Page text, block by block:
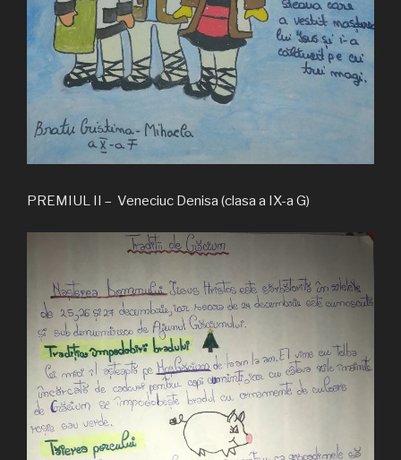
PREMIUL II – Veneciuc Denisa (clasa a IX-a G)